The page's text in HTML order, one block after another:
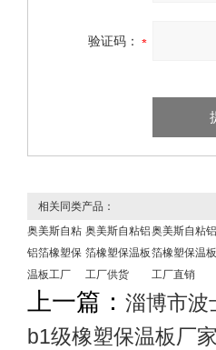
验证码：
相关同类产品：
奥美斯自粘
铝箔橡塑保
温板工厂
奥美斯自粘铝
箔橡塑保温板
工厂供货
奥美斯自粘铝
箔橡塑保温板
工厂直销
上一篇： 淄博市波
b1级橡塑保温板厂